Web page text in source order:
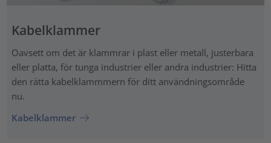
Kabelklammer
Oavsett om det är klammrar i plast eller metall, justerbara
eller platta, för tunga industrier eller andra industrier: Hitta
den rätta kabelklammmern för ditt användningsområde
nu.
Kabelklammer